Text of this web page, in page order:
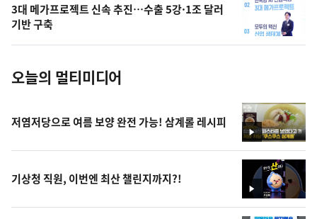
사
진
3대 메가프로젝트 신속 추진…수출 5강·1조 달러
기반 구축
오늘의 멀티미디어
영
상
저염저당으로 여름 보양 완전 가능! 삼계롤 레시피
영
상
기상청 직원, 이번엔 최산 챌린지까지?!